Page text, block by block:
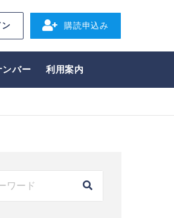
購読申込み
ンバー 利用案内